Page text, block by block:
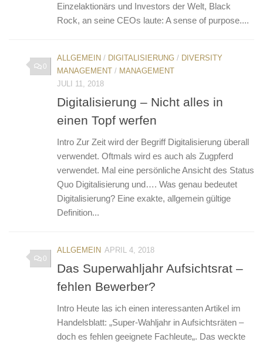
Einzelaktionärs und Investors der Welt, Black
Rock, an seine CEOs laute: A sense of purpose....
0
ALLGEMEIN / DIGITALISIERUNG / DIVERSITY
MANAGEMENT / MANAGEMENT
JULI 11, 2018
Digitalisierung – Nicht alles in
einen Topf werfen
Intro Zur Zeit wird der Begriff Digitalisierung überall
verwendet. Oftmals wird es auch als Zugpferd
verwendet. Mal eine persönliche Ansicht des Status
Quo Digitalisierung und…. Was genau bedeutet
Digitalisierung? Eine exakte, allgemein gültige
Definition...
0
ALLGEMEIN APRIL 4, 2018
Das Superwahljahr Aufsichtsrat –
fehlen Bewerber?
Intro Heute las ich einen interessanten Artikel im
Handelsblatt: „Super-Wahljahr in Aufsichtsräten –
doch es fehlen geeignete Fachleute„. Das weckte